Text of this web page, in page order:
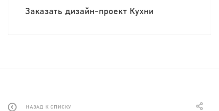
Заказать дизайн-проект Кухни
НАЗАД К СПИСКУ